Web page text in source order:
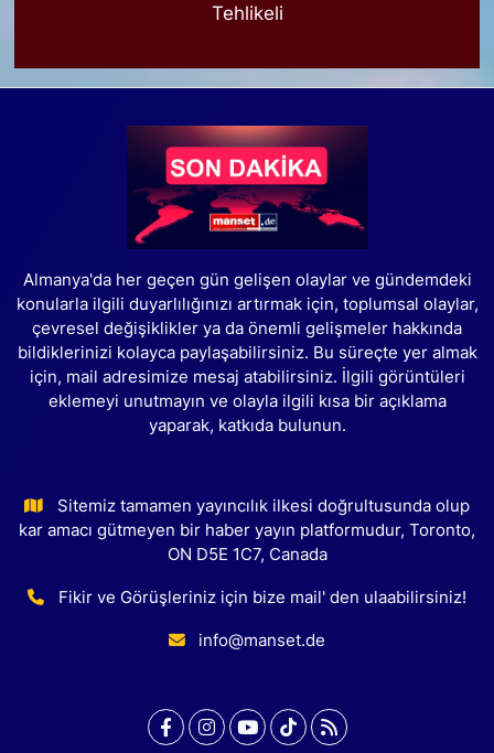
Tehlikeli
Almanya'da her geçen gün gelişen olaylar ve gündemdeki
konularla ilgili duyarlılığınızı artırmak için, toplumsal olaylar,
çevresel değişiklikler ya da önemli gelişmeler hakkında
bildiklerinizi kolayca paylaşabilirsiniz. Bu süreçte yer almak
için, mail adresimize mesaj atabilirsiniz. İlgili görüntüleri
eklemeyi unutmayın ve olayla ilgili kısa bir açıklama
yaparak, katkıda bulunun.
Sitemiz tamamen yayıncılık ilkesi doğrultusunda olup
kar amacı gütmeyen bir haber yayın platformudur, Toronto,
ON D5E 1C7, Canada
Fikir ve Görüşleriniz için bize mail' den ulaabilirsiniz!
info@manset.de